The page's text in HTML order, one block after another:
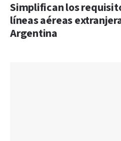
Simplifican los
líneas aéreas
Argentina